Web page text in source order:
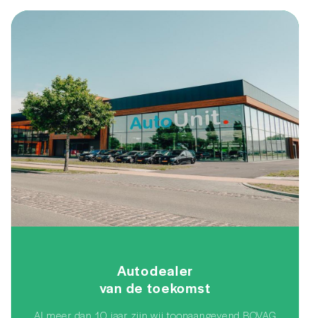
Autodealer
van de toekomst
Al meer dan 10 jaar zijn wij toonaangevend BOVAG